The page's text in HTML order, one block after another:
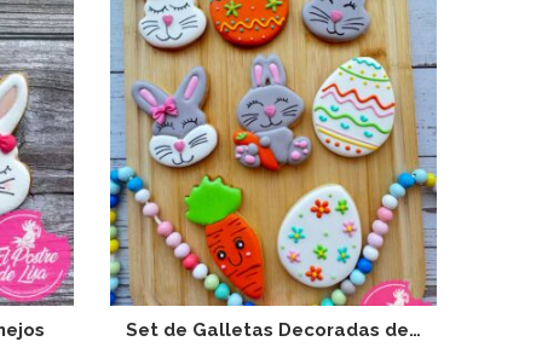
Set de Galletas Decoradas de…